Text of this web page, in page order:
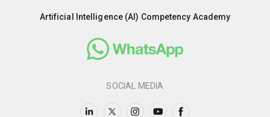
Artificial Intelligence (AI) Competency Academy
SOCIAL MEDIA